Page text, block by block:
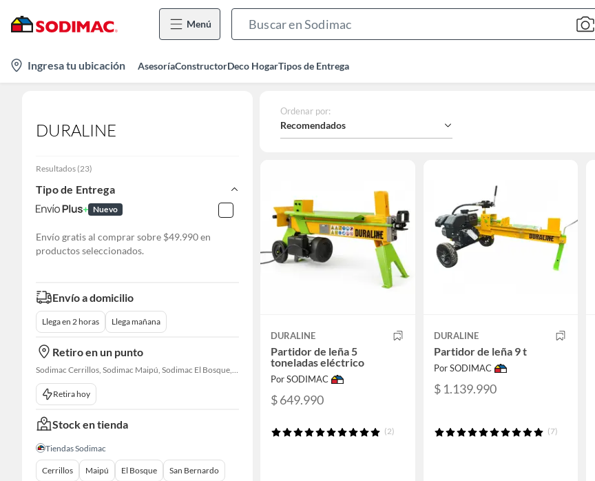
Menú
Bar
location-
icon
Ingresa tu ubicación AsesoríaConstructorDeco HogarTipos de Entrega
DURALINE
Resultados (23)
Tipo de Entrega
Nuevo
Envío gratis al comprar sobre $49.990 en
productos seleccionados.
Envío a domicilio
Llega en 2 horas Llega mañana
Retiro en un punto
Sodimac Cerrillos, Sodimac Maipú, Sodimac El Bosque, Sodimac San Bernardo, Sodimac Talagante, Sodimac San Fernando
Retira hoy
Stock en tienda
Tiendas Sodimac
Cerrillos Maipú El Bosque
San Bernardo
Ordenar por:
Recomendados
DURALINE
Partidor de leña 5
toneladas eléctrico
Por SODIMAC
$ 649.990
(2)
DURALINE
Partidor de leña 9 t
Por SODIMAC
$ 1.139.990
(7)